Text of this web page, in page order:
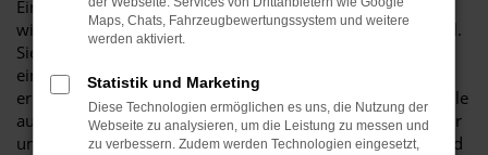
Ein VW Touran Gebrauchtwagen ist vor allem aus
wirtschaftlichen Erwägungen heraus eine erstklassige Wahl.
Sie sparen schlichtweg eine Menge Geld, wenn Sie sich für
ein gebrauchtes Modell entscheiden und sind trotzdem
erstklassig in Düsseldorf unterwegs. Was Budde Automobile
auszeichnet, ist unsere Meisterwerkstatt. Wir verfügen über
umfassende Kapazitäten und diverse Hebebühnen und sind
Maps, Chats, Fahrzeugbewertungssystem und weitere
werden aktiviert.
Statistik und Marketing
Diese Technologien ermöglichen es uns, die Nutzung der
Webseite zu analysieren, um die Leistung zu messen und
zu verbessern. Zudem werden Technologien eingesetzt,